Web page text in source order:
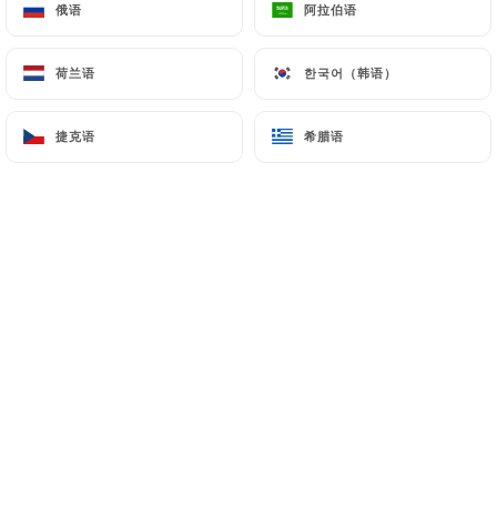
俄语 阿拉伯语
荷兰语 한국어（韩语）
捷克语 希腊语
俄语 阿拉伯语
荷兰语 한국어（韩语）
捷克语 希腊语